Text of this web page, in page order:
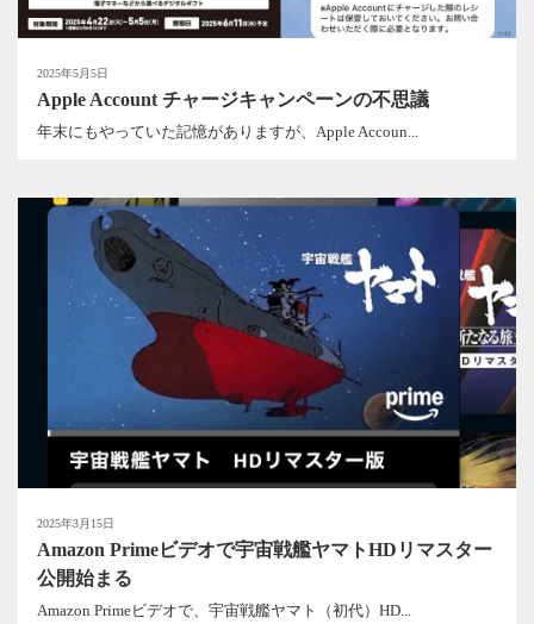
2025年5月5日
Apple Account チャージキャンペーンの不思議
年末にもやっていた記憶がありますが、Apple Accoun...
2025年3月15日
Amazon Primeビデオで宇宙戦艦ヤマトHDリマスター
公開始まる
Amazon Primeビデオで、宇宙戦艦ヤマト（初代）HD...